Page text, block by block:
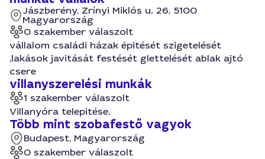
Jászberény, Zrínyi Miklós u. 26, 5100
Magyarország
0 szakember válaszolt
vállalom családi házak épitését szigetelését
,lakások javitását festését glettelését ablak ajtó
csere
villanyszerelési munkák
1 szakember válaszolt
Villanyóra telepitése.
Több mint szobafestő vagyok
Budapest, Magyarország
0 szakember válaszolt